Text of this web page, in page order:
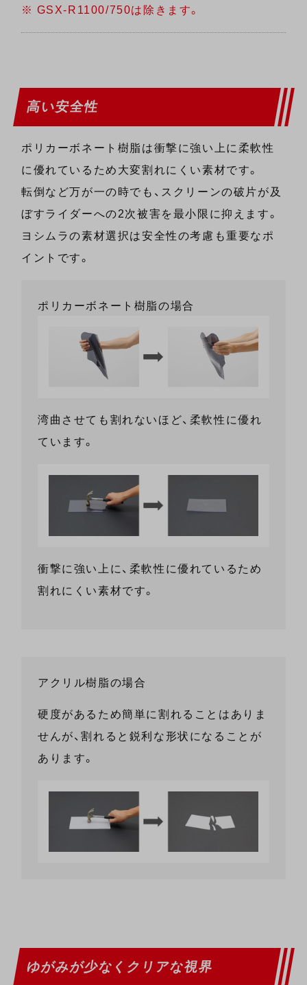
GSX-R1100/750は除きます。
高い安全性
ポリカーボネート樹脂は衝撃に強い上に柔軟性
に優れているため大変割れにくい素材です。
転倒など万が一の時でも、スクリーンの破片が及
ぼすライダーへの2次被害を最小限に抑えます。
ヨシムラの素材選択は安全性の考慮も重要なポ
イントです。
ポリカーボネート樹脂の場合
湾曲させても割れないほど、柔軟性に優れ
ています。
衝撃に強い上に、柔軟性に優れているため
割れにくい素材です。
アクリル樹脂の場合
硬度があるため簡単に割れることはありま
せんが、割れると鋭利な形状になることが
あります。
ゆがみが少なくクリアな視界